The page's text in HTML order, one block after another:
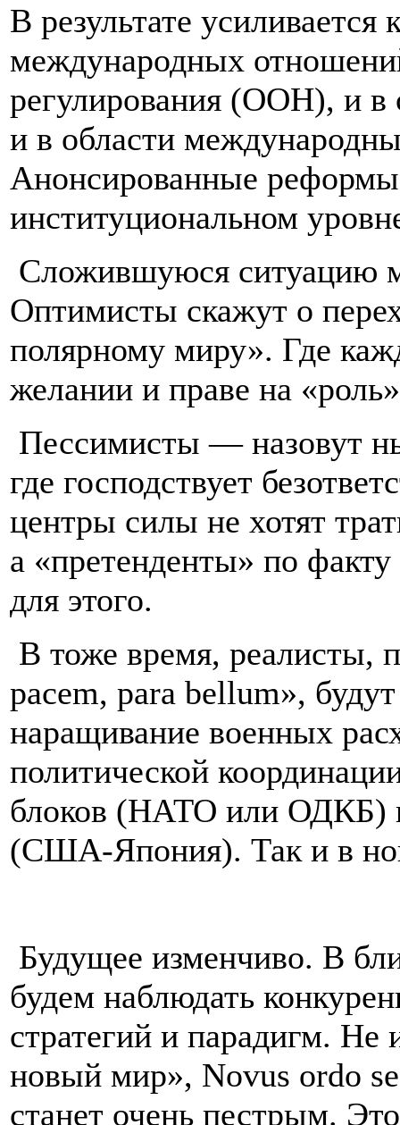
В результате
международных
регулирования (ООН), и
и в области
Анонсированные
институциональном
Сложившуюся ситуацию
Оптимисты скажут о
полярному миру». Где
желании и праве на
Пессимисты — назовут
где господствует
центры силы не хотят
а «претенденты» по
для этого.
В тоже время, реалисты,
pacem, para bellum», будут
наращивание военных
политической
блоков (НАТО или ОДКБ) и
(США-Япония). Так и в
Будущее изменчиво. В
будем наблюдать
стратегий и парадигм.
новый мир», Novus ordo
станет очень пестрым.